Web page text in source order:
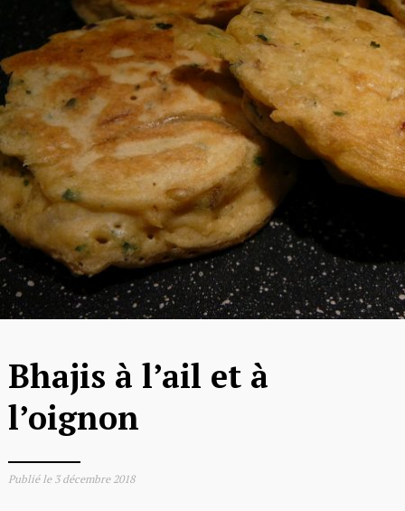
Bhajis à l’ail et à
l’oignon
Publié le 3 décembre 2018